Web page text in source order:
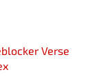
Verse